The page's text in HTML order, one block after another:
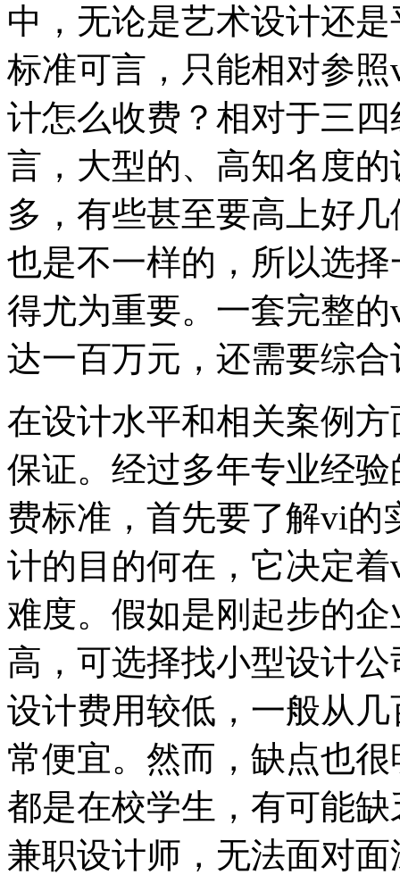
中，无论是艺术设计还
标准可言，只能相对参
计怎么收费？相对于三
言，大型的、高知名度
多，有些甚至要高上好
也是不一样的，所以选
得尤为重要。一套完整
达一百万元，还需要综合
在设计水平和相关案例
保证。经过多年专业经
费标准，首先要了解vi的
计的目的何在，它决定
难度。假如是刚起步的
高，可选择找小型设计
设计费用较低，一般从
常便宜。然而，缺点也
都是在校学生，有可能
兼职设计师，无法面对